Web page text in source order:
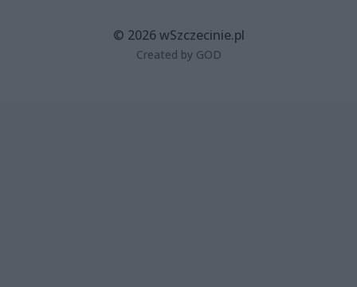
© 2026 wSzczecinie.pl
Created by GOD